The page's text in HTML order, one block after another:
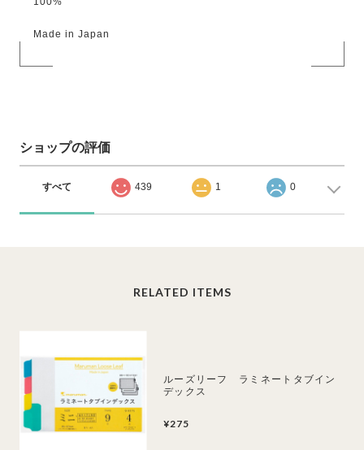
Made in Japan
ショップの評価
すべて 439 1 0
RELATED ITEMS
ルーズリーフ ラミネートタブイン
デックス
¥275